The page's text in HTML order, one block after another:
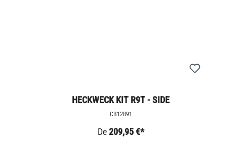
HECKWECK KIT R9T - SIDE
CB12891
De209,95 €*